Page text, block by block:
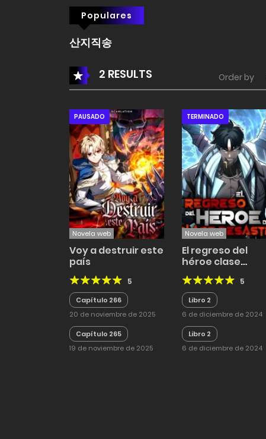
Populares
산지직송
2 RESULTS Order by
PAUSADO
Novela web
Voy a destruir este
país
5
Capítulo 266
20 de noviembre de 2025
Capítulo 265
19 de noviembre de 2025
TERMINADO
Novela web
El regreso del
héroe clase
desastre
5
Libro 2
6 de diciembre de 2024
Libro 2
6 de diciembre de 2024